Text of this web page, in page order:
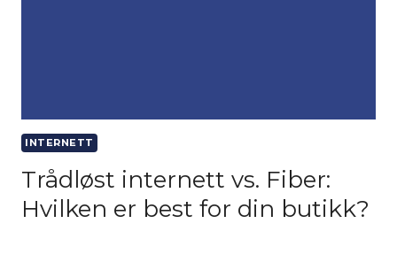
INTERNETT
Trådløst internett vs. Fiber:
Hvilken er best for din butikk?